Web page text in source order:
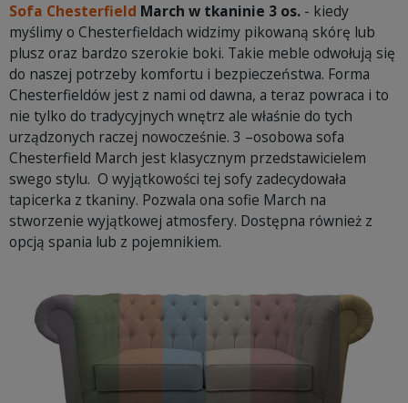
Sofa Chesterfield March w tkaninie 3 os. - kiedy
myślimy o Chesterfieldach widzimy pikowaną skórę lub
plusz oraz bardzo szerokie boki. Takie meble odwołują się
do naszej potrzeby komfortu i bezpieczeństwa. Forma
Chesterfieldów jest z nami od dawna, a teraz powraca i to
nie tylko do tradycyjnych wnętrz ale właśnie do tych
urządzonych raczej nowocześnie. 3 –osobowa sofa
Chesterfield March jest klasycznym przedstawicielem
swego stylu. O wyjątkowości tej sofy zadecydowała
tapicerka z tkaniny. Pozwala ona sofie March na
stworzenie wyjątkowej atmosfery. Dostępna również z
opcją spania lub z pojemnikiem.